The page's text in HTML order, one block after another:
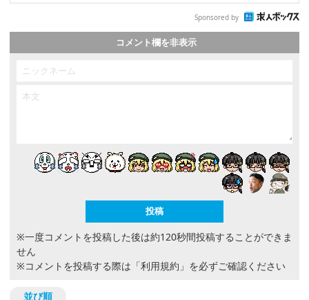
Sponsored by
コメント欄を非表示
※一度コメントを投稿した後は約120秒間投稿することができま
せん
※コメントを投稿する際は 「利用規約」 を必ずご確認ください
並び順